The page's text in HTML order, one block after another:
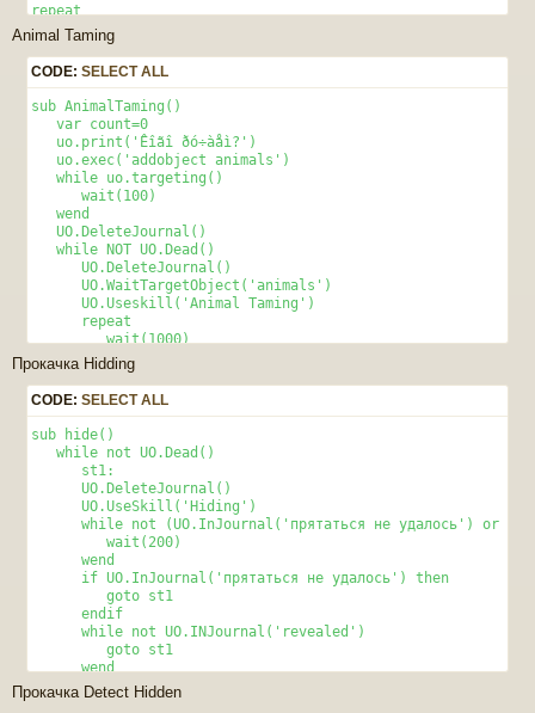
repeat
  UO.FindType(-1,-1,'bag')
  if UO.FindCount() > 0 then
    UO.Grab("0","finditem")
    UO.WaitTargetObject('finditem')
    UO.UseFromGround('0x2DF3')
    wait(1000)
    else
    uo.charprint(printcolour, 'Награбленное сдано' )
    return
  end if
until UO.Dead()
end sub
Animal Taming
CODE: SELECT ALL
sub AnimalTaming()
   var count=0
   uo.print('Êîãî ðó÷àåì?')
   uo.exec('addobject animals')
   while uo.targeting()
      wait(100)
   wend
   UO.DeleteJournal()
   while NOT UO.Dead()
      UO.DeleteJournal()
      UO.WaitTargetObject('animals')
      UO.Useskill('Animal Taming')
      repeat
         wait(1000)
until UO.InJournal('You fail') OR
      If Uo.InJournal('Tamed') Then
         UO.Say('All release')
      Endif
   wend
end sub
Прокачка Hidding
CODE: SELECT ALL
sub hide()
   while not UO.Dead()
      st1:
      UO.DeleteJournal()
      UO.UseSkill('Hiding')
while not (UO.InJournal('прятаться не удалось') or
         wait(200)
      wend
      if UO.InJournal('прятаться не удалось') then
         goto st1
      endif
      while not UO.INJournal('revealed')
         goto st1
      wend
   wend
end sub
Прокачка Detect Hidden